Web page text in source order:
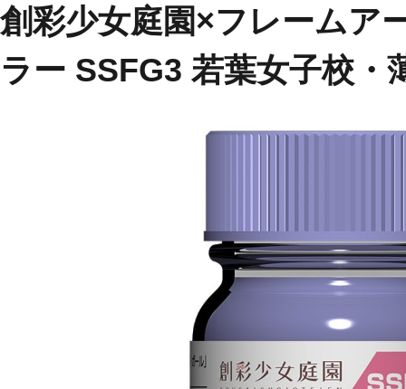
創彩少女庭園×フレームア
ラー SSFG3 若葉女子校・